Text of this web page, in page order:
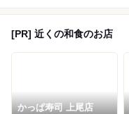
[PR] 近くの和食のお店
かっぱ寿司 上尾店